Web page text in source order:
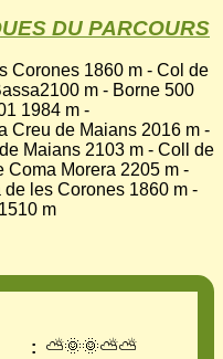
DU PARCOURS
Corones 1860 m - Col de
m - Borne 500
1984 m -
Creu de Maians 2016 m -
Maians 2103 m - Coll de
Coma Morera 2205 m -
les Corones 1860 m -
m
: ⛅🌞🌞⛅⛅